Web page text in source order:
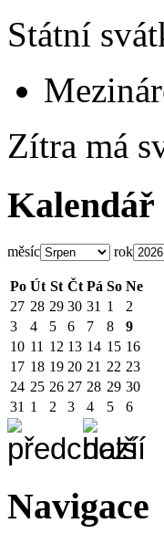
Státní
Zítra má
Kalendář
měsíc rok
Po Út St Čt Pá So Ne
27 28 29 30 31 1
2
3
4 5 6 7 8
9
10 11 12 13 14 15 16
17 18 19 20 21 22 23
24 25 26 27 28 29 30
31 1 2 3 4 5 6
Navigace